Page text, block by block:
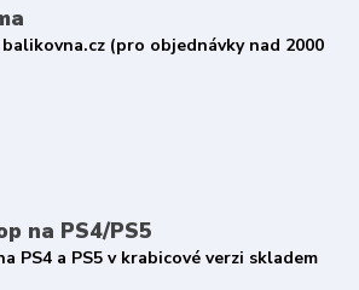
(pro objednávky nad 2000
na PS4/PS5
PS4 a PS5 v krabicové verzi skladem